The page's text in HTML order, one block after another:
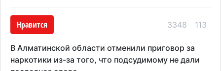
Нравится 3348 113
В Алматинской области отменили приговор за
наркотики из-за того, что подсудимому не дали